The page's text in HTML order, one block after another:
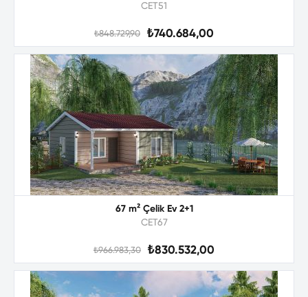
CET51
₺848.729,90 ₺740.684,00
67 m² Çelik Ev 2+1
CET67
₺966.983,30 ₺830.532,00